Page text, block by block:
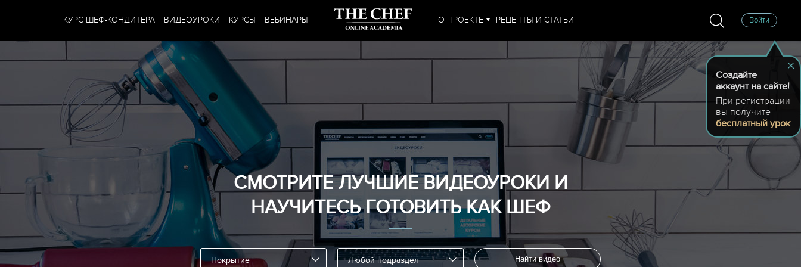
ВЕБИНАРЫ
КУРСЫ
ВИДЕОУРОКИ
КУРС ШЕФ-КОНДИТЕРА О ПРОЕКТЕ РЕЦЕПТЫ И СТАТЬИ Войти
Создайте
аккаунт на сайте!
При регистрации
вы получите
бесплатный урок
СМОТРИТЕ ЛУЧШИЕ ВИДЕОУРОКИ И
НАУЧИТЕСЬ ГОТОВИТЬ КАК ШЕФ
Покрытие Любой подраздел Найти видео